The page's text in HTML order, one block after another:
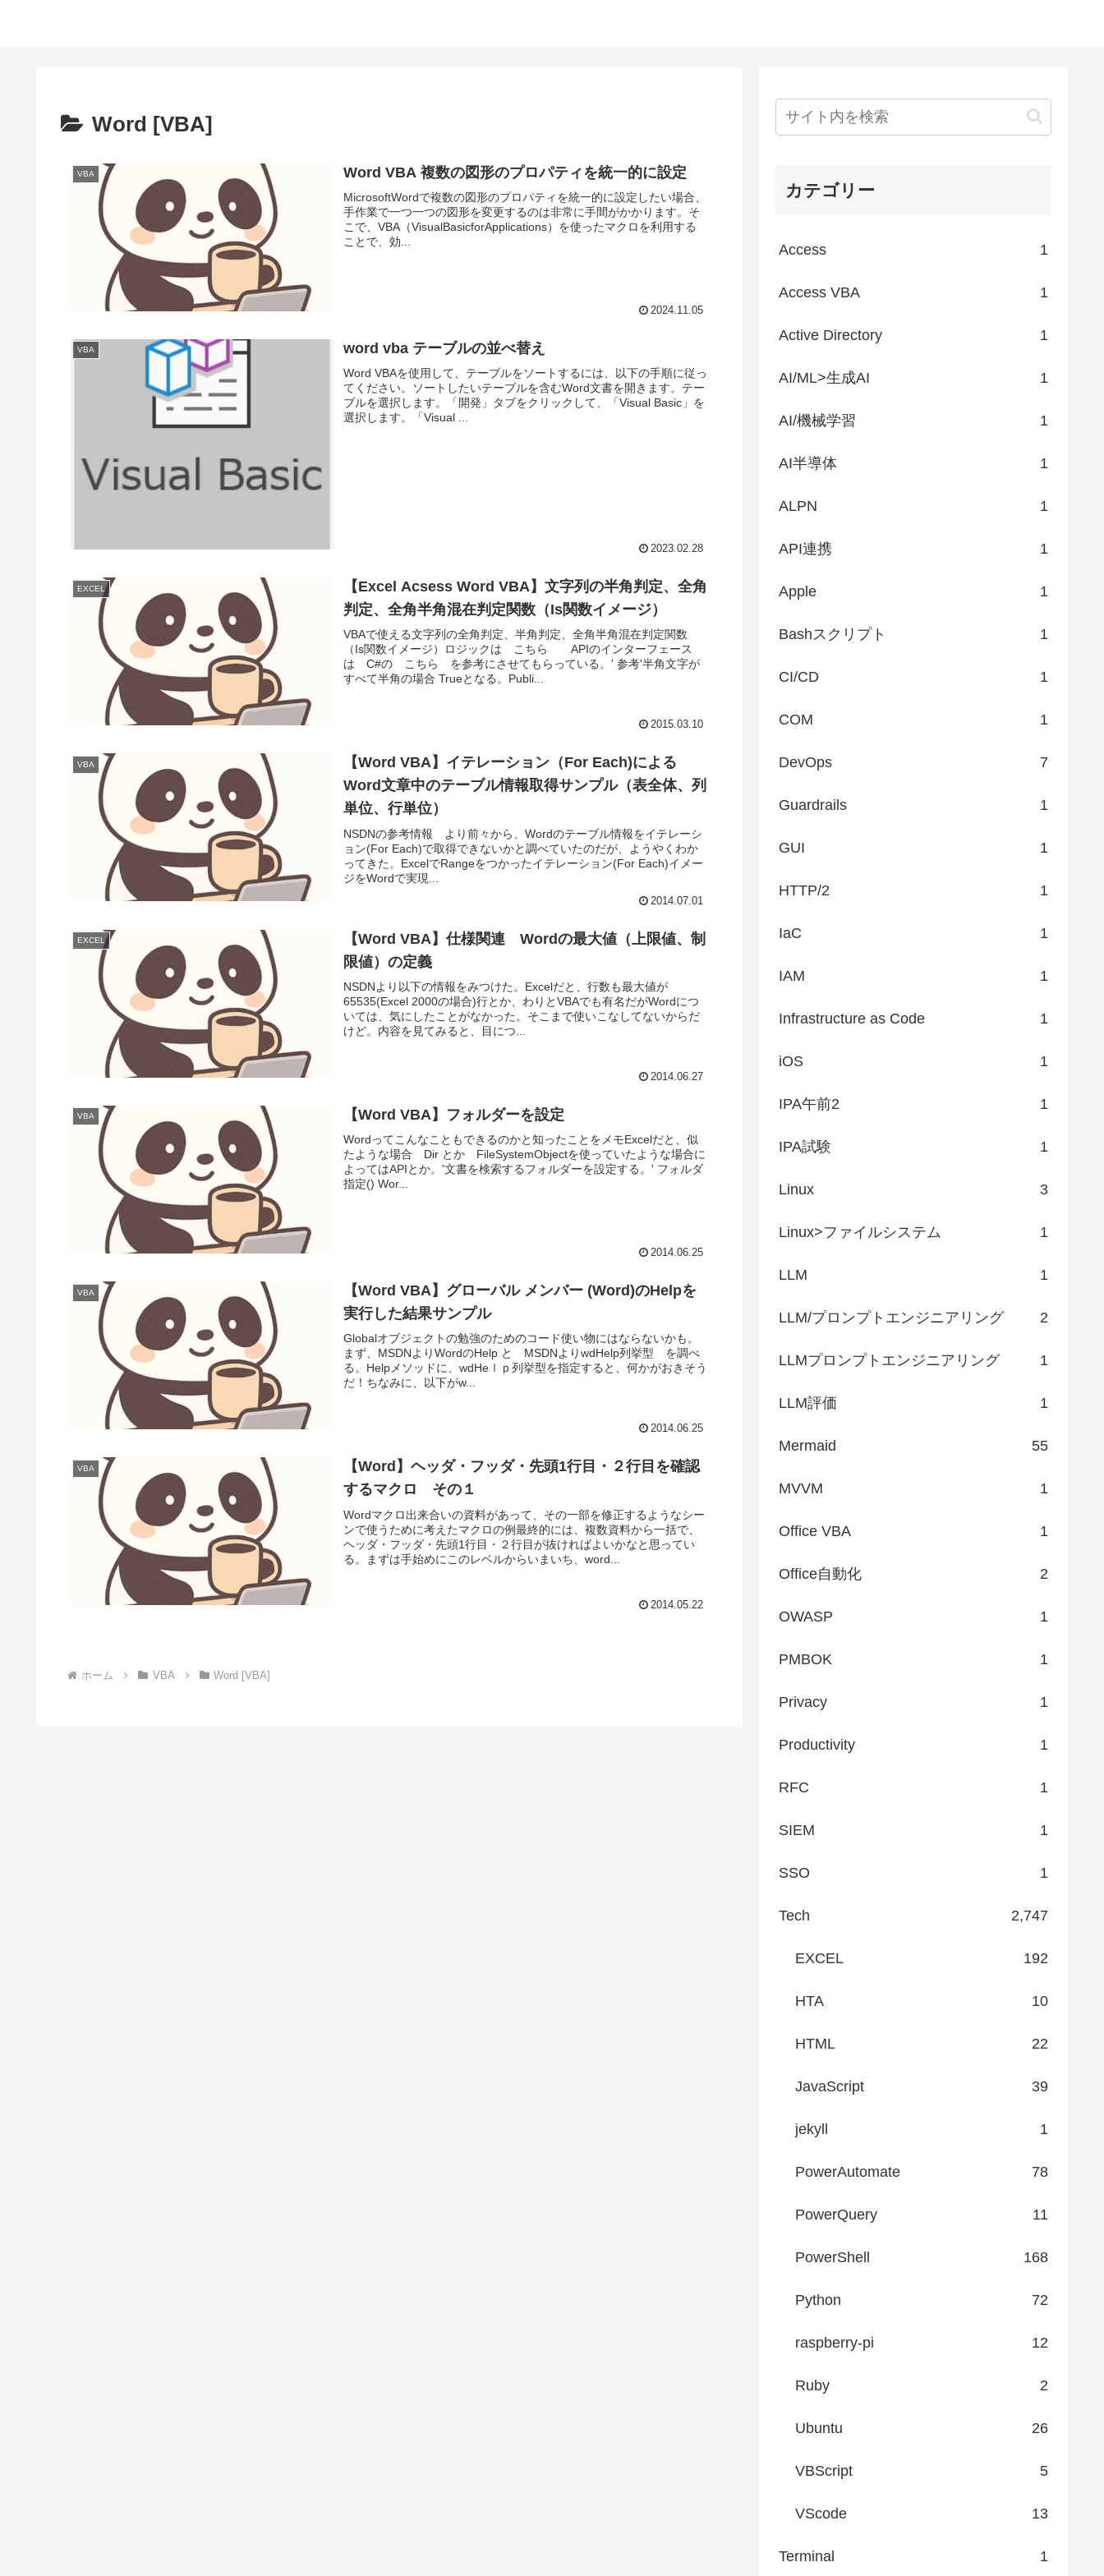
Word [VBA]
VBA Word VBA 複数の図形のプロパティを統一的に設定
MicrosoftWordで複数の図形のプロパティを統一的に設定したい場合、
手作業で一つ一つの図形を変更するのは非常に手間がかかります。そ
こで、VBA（VisualBasicforApplications）を使ったマクロを利用する
ことで、効...
2024.11.05
VBA word vba テーブルの並べ替え
Word VBAを使用して、テーブルをソートするには、以下の手順に従っ
てください。ソートしたいテーブルを含むWord文書を開きます。テー
ブルを選択します。「開発」タブをクリックして、「Visual Basic」を
選択します。「Visual ...
2023.02.28
EXCEL
【Excel Acsess Word VBA】文字列の半角判定、全角
判定、全角半角混在判定関数（Is関数イメージ）
VBAで使える文字列の全角判定、半角判定、全角半角混在判定関数
（Is関数イメージ）ロジックは こちら APIのインターフェース
は C#の こちら を参考にさせてもらっている。' 参考'半角文字が
すべて半角の場合 Trueとなる。Publi...
2015.03.10
VBA
【Word VBA】イテレーション（For Each)による
Word文章中のテーブル情報取得サンプル（表全体、列
単位、行単位）
NSDNの参考情報 より前々から、Wordのテーブル情報をイテレーシ
ョン(For Each)で取得できないかと調べていたのだが、ようやくわか
ってきた。ExcelでRangeをつかったイテレーション(For Each)イメー
ジをWordで実現...
2014.07.01
EXCEL
【Word VBA】仕様関連 Wordの最大値（上限値、制
限値）の定義
NSDNより以下の情報をみつけた。Excelだと、行数も最大値が
65535(Excel 2000の場合)行とか、わりとVBAでも有名だがWordにつ
いては、気にしたことがなかった。そこまで使いこなしてないからだ
けど。内容を見てみると、目につ...
2014.06.27
VBA 【Word VBA】フォルダーを設定
Wordってこんなこともできるのかと知ったことをメモExcelだと、似
たような場合 Dir とか FileSystemObjectを使っていたような場合に
よってはAPIとか。'文書を検索するフォルダーを設定する。' フォルダ
指定() Wor...
2014.06.25
VBA
【Word VBA】グローバル メンバー (Word)のHelpを
実行した結果サンプル
Globalオブジェクトの勉強のためのコード使い物にはならないかも。
まず、MSDNよりWordのHelp と MSDNよりwdHelp列挙型 を調べ
る。Helpメソッドに、wdHeｌｐ列挙型を指定すると、何かがおきそう
だ！ちなみに、以下がw...
2014.06.25
VBA
【Word】ヘッダ・フッダ・先頭1行目・２行目を確認
するマクロ その１
Wordマクロ出来合いの資料があって、その一部を修正するようなシー
ンで使うために考えたマクロの例最終的には、複数資料から一括で、
ヘッダ・フッダ・先頭1行目・２行目が抜ければよいかなと思ってい
る。まずは手始めにこのレベルからいまいち、word...
2014.05.22
ホーム VBA Word [VBA]
カテゴリー
Access 1
Access VBA 1
Active Directory 1
AI/ML>生成AI 1
AI/機械学習 1
AI半導体 1
ALPN 1
API連携 1
Apple 1
Bashスクリプト 1
CI/CD 1
COM 1
DevOps 7
Guardrails 1
GUI 1
HTTP/2 1
IaC 1
IAM 1
Infrastructure as Code 1
iOS 1
IPA午前2 1
IPA試験 1
Linux 3
Linux>ファイルシステム 1
LLM 1
LLM/プロンプトエンジニアリング 2
LLMプロンプトエンジニアリング 1
LLM評価 1
Mermaid 55
MVVM 1
Office VBA 1
Office自動化 2
OWASP 1
PMBOK 1
Privacy 1
Productivity 1
RFC 1
SIEM 1
SSO 1
Tech 2,747
EXCEL 192
HTA 10
HTML 22
JavaScript 39
jekyll 1
PowerAutomate 78
PowerQuery 11
PowerShell 168
Python 72
raspberry-pi 12
Ruby 2
Ubuntu 26
VBScript 5
VScode 13
Terminal 1